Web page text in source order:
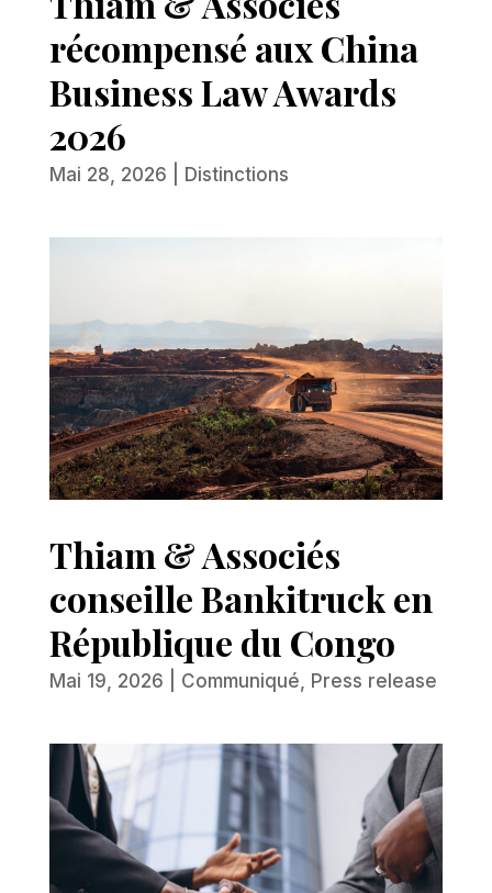
récompensé aux China
Business Law Awards
2026
Mai 28, 2026 Distinctions
Thiam & Associés
conseille Bankitruck en
République du Congo
Mai 19, 2026 Communiqué, Press release